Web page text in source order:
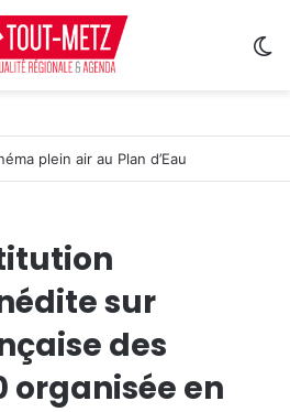
plein air au Plan d’Eau
sur
des
organisée en